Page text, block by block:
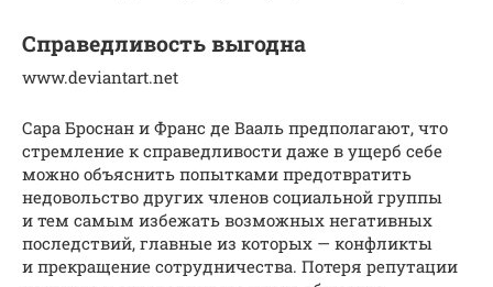
Справедливость выгодна
www.deviantart.net
Сара Броснан и Франс де Вааль предполагают, что
стремление к справедливости даже в ущерб себе
можно объяснить попытками предотвратить
недовольство других членов социальной группы
и тем самым избежать возможных негативных
последствий, главные из которых — конфликты
и прекращение сотрудничества. Потеря репутации